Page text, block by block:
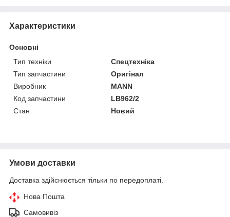
Характеристики
Основні
Тип техніки
Спецтехніка
Тип запчастини
Оригінал
Виробник
MANN
Код запчастини
LB962/2
Стан
Новий
Умови доставки
Доставка здійснюється тільки по передоплаті.
Нова Пошта
Самовивіз